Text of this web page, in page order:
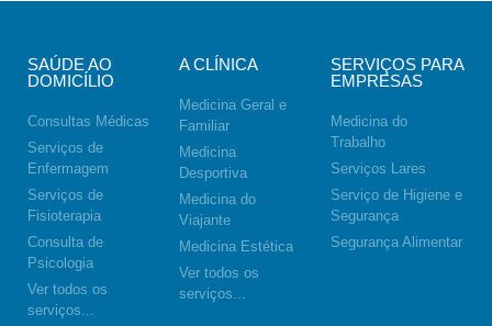
SAÚDE AO
DOMICÍLIO
Consultas Médicas
Serviços de
Enfermagem
Serviços de
Fisioterapia
Consulta de
Psicologia
Ver todos os
serviços...
A CLÍNICA
Medicina Geral e
Familiar
Medicina
Desportiva
Medicina do
Viajante
Medicina Estética
Ver todos os
serviços...
SERVIÇOS PARA
EMPRESAS
Medicina do
Trabalho
Serviços Lares
Serviço de Higiene e
Segurança
Segurança Alimentar